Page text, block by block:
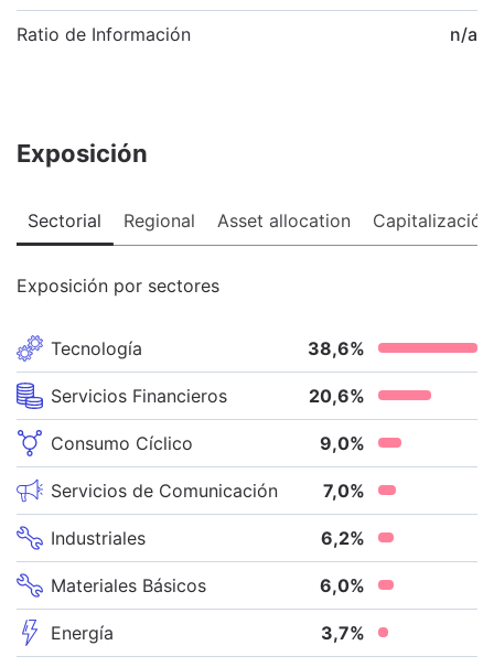
Ratio de Información n/a
Exposición
Sectorial Regional Asset allocation Capitalización
Exposición por sectores
Tecnología 38,6%
Servicios Financieros 20,6%
Consumo Cíclico 9,0%
Servicios de Comunicación 7,0%
Industriales 6,2%
Materiales Básicos 6,0%
Energía 3,7%